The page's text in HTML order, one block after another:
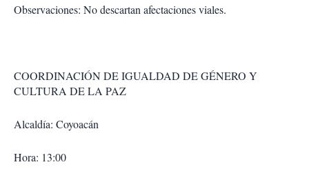
Observaciones: No descartan afectaciones viales.
COORDINACIÓN DE IGUALDAD DE GÉNERO Y
CULTURA DE LA PAZ
Alcaldía: Coyoacán
Hora: 13:00